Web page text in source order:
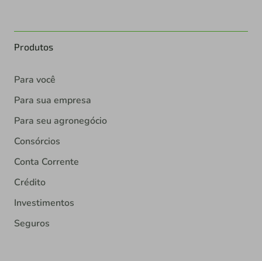
Produtos
Para você
Para sua empresa
Para seu agronegócio
Consórcios
Conta Corrente
Crédito
Investimentos
Seguros